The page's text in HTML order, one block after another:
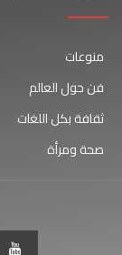
منوعات
فن حول العالم
ثقافة بكل اللغات
صحة ومرأة